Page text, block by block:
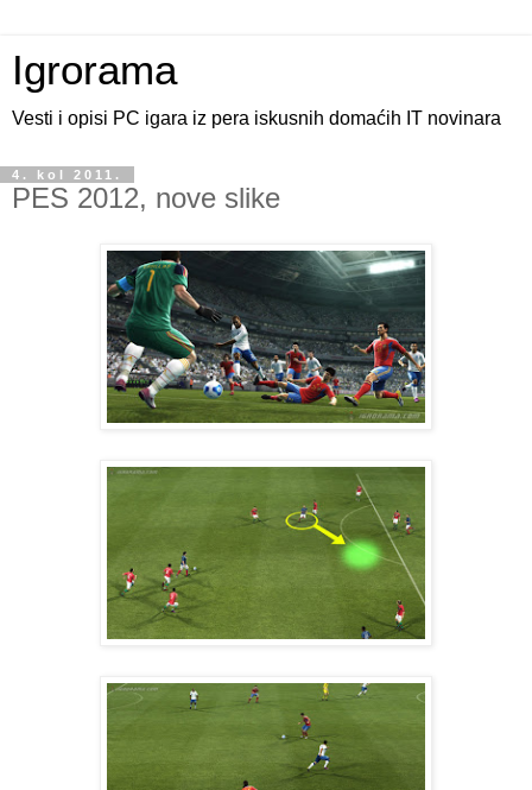
Igrorama
Vesti i opisi PC igara iz pera iskusnih domaćih IT novinara
4. kol 2011.
PES 2012, nove slike